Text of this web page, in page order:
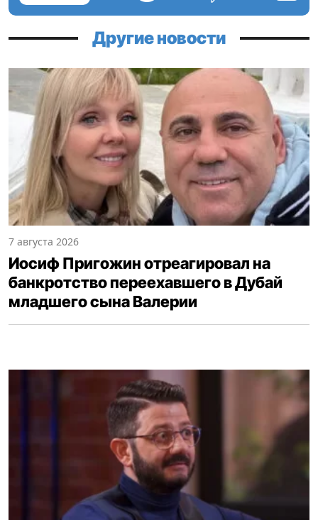
Другие новости
7 августа 2026
Иосиф Пригожин отреагировал на
банкротство переехавшего в Дубай
младшего сына Валерии